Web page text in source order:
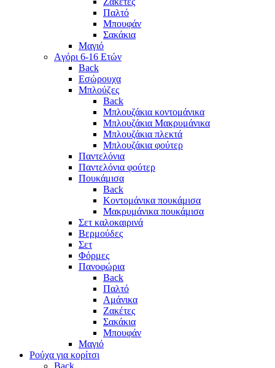
Παλτό
Μπουφάν
Σακάκια
Μαγιό
Aγόρι 6-16 Ετών
Back
Eσώρουχα
Μπλούζες
Back
Μπλουζάκια κοντομάνικα
Μπλουζάκια Μακρυμάνικα
Μπλουζάκια πλεκτά
Μπλουζάκια φούτερ
Παντελόνια
Παντελόνια φούτερ
Πουκάμισα
Back
Κοντομάνικα πουκάμισα
Μακρυμάνικα πουκάμισα
Σετ καλοκαιρινά
Βερμούδες
Σετ
Φόρμες
Πανοφώρια
Back
Παλτό
Αμάνικα
Ζακέτες
Σακάκια
Μπουφάν
Μαγιό
Ρούχα για κορίτσι
Back